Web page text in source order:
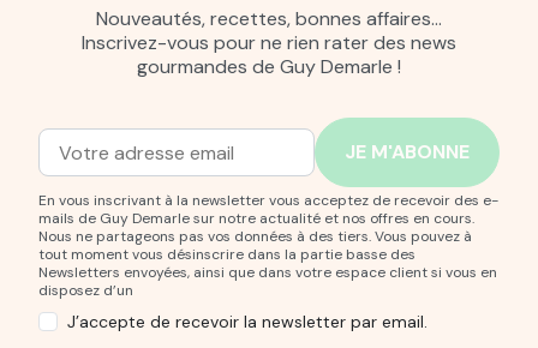
Nouveautés, recettes, bonnes affaires…
Inscrivez-vous pour ne rien rater des news
gourmandes de Guy Demarle !
Adresse mail
Entrez votre adresse mail pour vous abonner à notre
En vous inscrivant à la newsletter vous acceptez de recevoir des e-
mails de Guy Demarle sur notre actualité et nos offres en cours.
Nous ne partageons pas vos données à des tiers. Vous pouvez à
tout moment vous désinscrire dans la partie basse des
Newsletters envoyées, ainsi que dans votre espace client si vous en
disposez d’un
J’accepte de recevoir la newsletter par email.